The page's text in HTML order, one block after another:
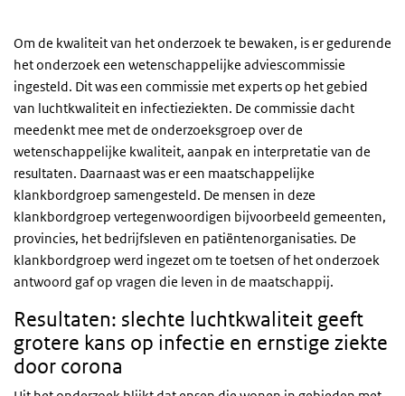
Om de kwaliteit van het onderzoek te bewaken, is er gedurende
het onderzoek een wetenschappelijke adviescommissie
ingesteld. Dit was een commissie met experts op het gebied
van luchtkwaliteit en infectieziekten. De commissie dacht
meedenkt mee met de onderzoeksgroep over de
wetenschappelijke kwaliteit, aanpak en interpretatie van de
resultaten. Daarnaast was er een maatschappelijke
klankbordgroep samengesteld. De mensen in deze
klankbordgroep vertegenwoordigen bijvoorbeeld gemeenten,
provincies, het bedrijfsleven en patiëntenorganisaties. De
klankbordgroep werd ingezet om te toetsen of het onderzoek
antwoord gaf op vragen die leven in de maatschappij.
Resultaten: slechte luchtkwaliteit geeft
grotere kans op infectie en ernstige ziekte
door corona